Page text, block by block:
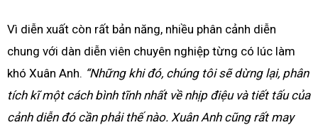
Vì diễn xuất còn rất bản năng, nhiều phân cảnh diễn
chung với dàn diễn viên chuyên nghiệp từng có lúc làm
khó Xuân Anh. “Những khi đó, chúng tôi sẽ dừng lại, phân
tích kĩ một cách bình tĩnh nhất về nhịp điệu và tiết tấu của
cảnh diễn đó cần phải thế nào. Xuân Anh cũng rất may